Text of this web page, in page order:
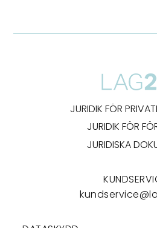
JURIDIK FÖR
JURIDIK FÖR
JURIDISKA